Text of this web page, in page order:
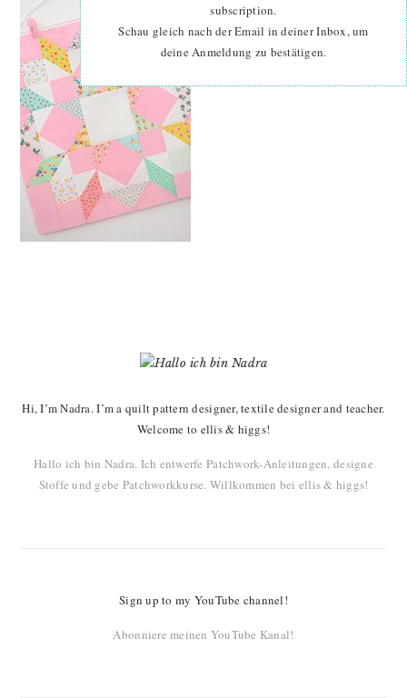
Hi, I’m Nadra. I’m a quilt pattern designer, textile designer and teacher.
Welcome to ellis & higgs!
Hallo ich bin Nadra. Ich entwerfe Patchwork-Anleitungen, designe
Stoffe und gebe Patchworkkurse. Willkommen bei ellis & higgs!
Sign up to my YouTube channel!
Abonniere meinen YouTube Kanal!
subscription.
Schau gleich nach der Email in deiner Inbox, um
deine Anmeldung zu bestätigen.